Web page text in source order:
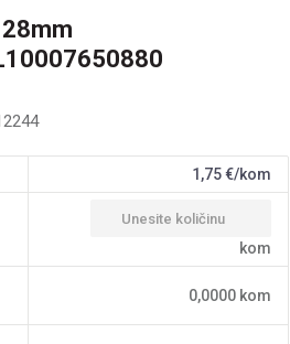
1,75€/kom
kom
0,0000 kom